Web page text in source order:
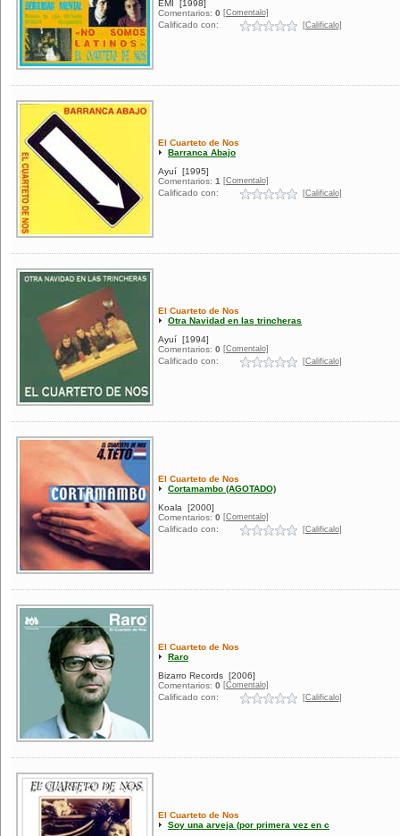
EMI
[1998]
Comentarios: 0 [Comentalo]
Calificado con: [Calificalo]
El Cuarteto de Nos
Barranca Abajo
Ayuí [1995]
Comentarios: 1 [Comentalo]
Calificado con: [Calificalo]
El Cuarteto de Nos
Otra Navidad en las trincheras
Ayuí [1994]
Comentarios: 0 [Comentalo]
Calificado con: [Calificalo]
El Cuarteto de Nos
Cortamambo (AGOTADO)
Koala
[2000]
Comentarios: 0 [Comentalo]
Calificado con: [Calificalo]
El Cuarteto de Nos
Raro
Bizarro Records [2006]
Comentarios: 0 [Comentalo]
Calificado con: [Calificalo]
El Cuarteto de Nos
Soy una arveja (por primera vez en c